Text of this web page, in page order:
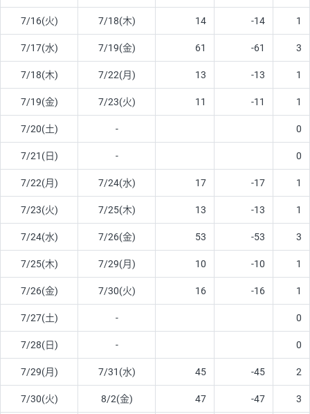
7/16(火) 7/18(木) 14 -14 1
7/17(水) 7/19(金) 61 -61 3
7/18(木) 7/22(月) 13 -13 1
7/19(金) 7/23(火) 11 -11 1
7/20(土) - 0
7/21(日) - 0
7/22(月) 7/24(水) 17 -17 1
7/23(火) 7/25(木) 13 -13 1
7/24(水) 7/26(金) 53 -53 3
7/25(木) 7/29(月) 10 -10 1
7/26(金) 7/30(火) 16 -16 1
7/27(土) - 0
7/28(日) - 0
7/29(月) 7/31(水) 45 -45 2
7/30(火) 8/2(金) 47 -47 3